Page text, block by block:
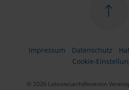
Impressum Datenschutz
Cookie-
© 2026 Lohnsteuerhilfeverein